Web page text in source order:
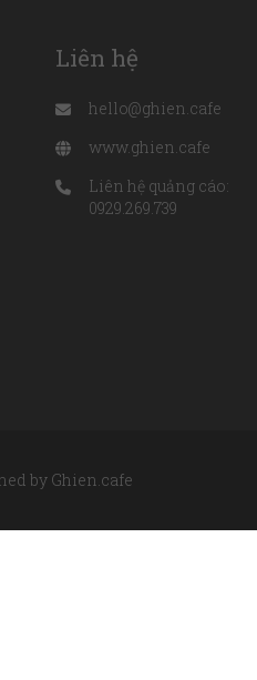
Liên hệ
hello@ghien.cafe
www.ghien.cafe
Liên hệ quảng cáo:
0929.269.739
by Ghien.cafe